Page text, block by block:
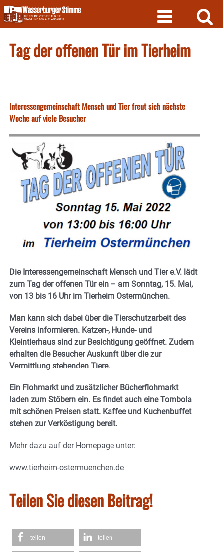
Skip
to
content
Tag der offenen Tür im Tierheim
Interessengemeinschaft Mensch und Tier freut sich nächste
Woche auf viele Besucher
Die Interessengemeinschaft Mensch und Tier e.V. lädt
zum Tag der offenen Tür ein – am Sonntag, 15. Mai,
von 13 bis 16 Uhr im Tierheim Ostermünchen.
Man kann sich dabei über die Tierschutzarbeit des
Vereins informieren. Katzen-, Hunde- und
Kleintierhaus sind zur Besichtigung geöffnet. Zudem
erhalten die Besucher Auskunft über die zur
Vermittlung stehenden Tiere.
Ein Flohmarkt und zusätzlicher Bücherflohmarkt
laden zum Stöbern ein. Es findet auch eine Tombola
mit schönen Preisen statt. Kaffee und Kuchenbuffet
stehen zur Verköstigung bereit.
Mehr dazu auf der Homepage unter:
www.tierheim-ostermuenchen.de
Teilen Sie diesen Beitrag!
teilen teilen